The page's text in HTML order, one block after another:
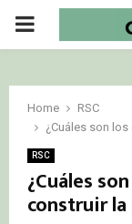
PRIMARY
Home
RSC
¿Cuáles son
RSC
¿Cuáles
construir